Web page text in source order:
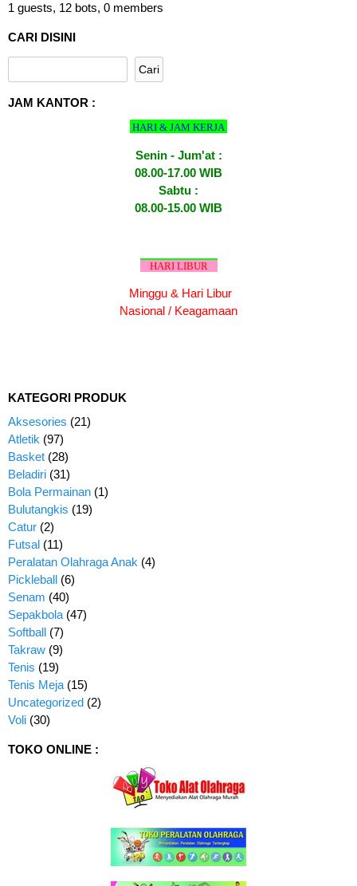
1 guests, 12 bots, 0 members
CARI DISINI
JAM KANTOR :
HARI & JAM KERJA
Senin - Jum'at :
08.00-17.00 WIB
Sabtu :
08.00-15.00 WIB
HARI LIBUR
Minggu & Hari Libur
Nasional / Keagamaan
KATEGORI PRODUK
Aksesories (21)
Atletik (97)
Basket (28)
Beladiri (31)
Bola Permainan (1)
Bulutangkis (19)
Catur (2)
Futsal (11)
Peralatan Olahraga Anak (4)
Pickleball (6)
Senam (40)
Sepakbola (47)
Softball (7)
Takraw (9)
Tenis (19)
Tenis Meja (15)
Uncategorized (2)
Voli (30)
TOKO ONLINE :